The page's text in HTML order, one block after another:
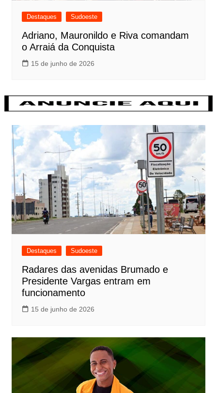
Destaques Sudoeste
Adriano, Mauronildo e Riva comandam
o Arraiá da Conquista
15 de junho de 2026
Destaques Sudoeste
Radares das avenidas Brumado e
Presidente Vargas entram em
funcionamento
15 de junho de 2026